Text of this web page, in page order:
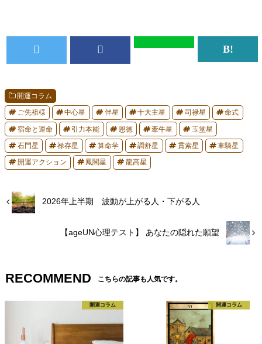
開運コラム
ご先祖様 中心星 伴星 十大主星 司禄星 命式
宿命と運命 引力本能 恩徳 牽牛星 玉堂星
石門星 禄存星 算命学 調舒星 貫索星 車騎星
開運アクション 鳳閣星 龍高星
2026年上半期 波動が上がる人・下がる人
【ageUN心理テスト】 あなたの隠れた願望
RECOMMEND こちらの記事も人気です。
開運コラム 開運コラム